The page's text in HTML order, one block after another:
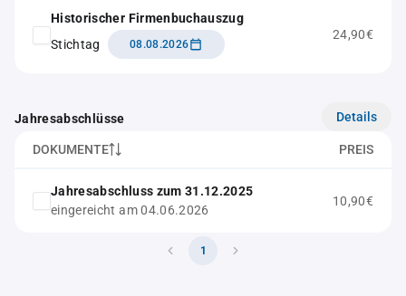
Historischer Firmenbuchauszug
Stichtag
08.08.2026
24,90€
Jahresabschlüsse Details
DOKUMENTE PREIS
Jahresabschluss zum 31.12.2025
eingereicht am 04.06.2026
10,90€
1